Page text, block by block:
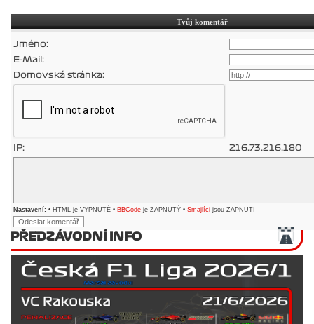
Tvůj komentář
Jméno:
E-Mail:
Domovská stránka:
IP: 216.73.216.180
Nastavení: • HTML je VYPNUTÉ • BBCode je ZAPNUTÝ • Smajlíci jsou ZAPNUTI
PŘEDZÁVODNÍ INFO